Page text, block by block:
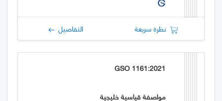
نظرة سريعة التفاصيل
GSO 1161:2021
مواصفة قياسية خليجية